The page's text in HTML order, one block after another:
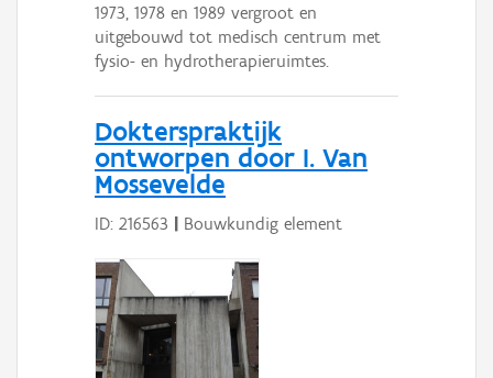
1973, 1978 en 1989 vergroot en
uitgebouwd tot medisch centrum met
fysio- en hydrotherapieruimtes.
Dokterspraktijk
ontworpen door I. Van
Mossevelde
ID: 216563 | Bouwkundig element